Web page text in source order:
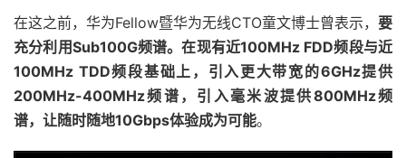
在这之前，华为Fellow暨华为无线CTO童文博士曾表示， 要
充分利用Sub100G频谱。在现有近100MHz FDD频段与近
100MHz TDD频段基础上，引入更大带宽的6GHz提供
200MHz-400MHz频谱，引入毫米波提供800MHz频
谱，让随时随地10Gbps体验成为可能。